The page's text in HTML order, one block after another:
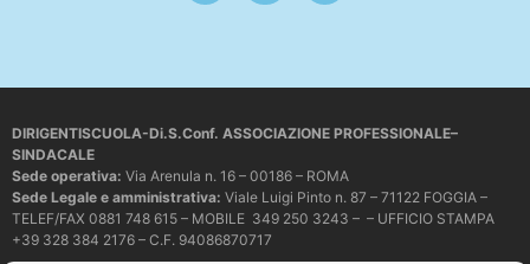
DIRIGENTISCUOLA-Di.S.Conf. ASSOCIAZIONE PROFESSIONALE–
SINDACALE
Sede operativa: Via Arenula n. 16 – 00186 – ROMA
Sede Legale e amministrativa: Viale Luigi Pinto n. 87 – 71122 FOGGIA –
TELEF/FAX 0881 748 615 – MOBILE 349 250 3243 – – UFFICIO STAMPA
+39 328 384 2176 – C.F. 94086870717